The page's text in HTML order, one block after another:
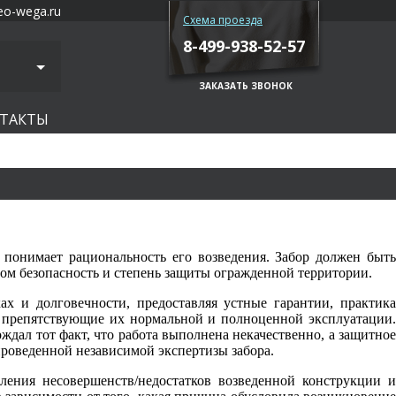
wega.ru Схема проезда
8-499-938-52-57
ЗАКАЗАТЬ ЗВОНОК
рациональность его возведения. Забор должен быть
безопасность и степень защиты огражденной территории.
долговечности, предоставляя устные гарантии, практика
их нормальной и полноценной эксплуатации.
тот факт, что работа выполнена некачественно, а защитное
независимой экспертизы забора.
несовершенств/недостатков возведенной конструкции и